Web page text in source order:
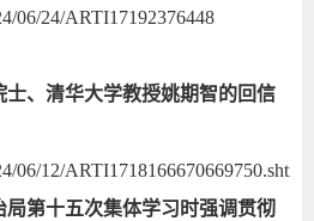
06/24/ARTI17192376448
士、清华大学教授姚期智的回信
06/12/ARTI1718166670669750.shtml
局第十五次集体学习时强调贯彻